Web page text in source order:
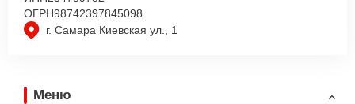
г. Самара Киевская ул., 1
ОГРН98742397845098
Меню